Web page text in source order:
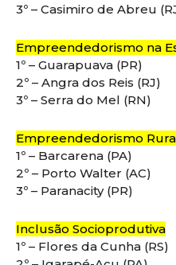
3º – Casimiro de Abreu
Empreendedorismo na
1º – Guarapuava (PR)
2º – Angra dos Reis (RJ)
3º – Serra do Mel (RN)
Empreendedorismo
1º – Barcarena (PA)
2º – Porto Walter (AC)
3º – Paranacity (PR)
Inclusão Socioprodutiva
1º – Flores da Cunha (RS)